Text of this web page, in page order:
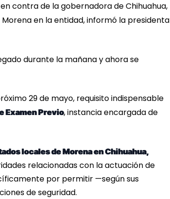
en contra de la gobernadora de Chihuahua,
en la entidad, informó la presidenta
durante la mañana y ahora se
29 de mayo, requisito indispensable
Examen Previo, instancia encargada de
locales de Morena en Chihuahua,
relacionadas con la actuación de
por permitir —según sus
de seguridad.